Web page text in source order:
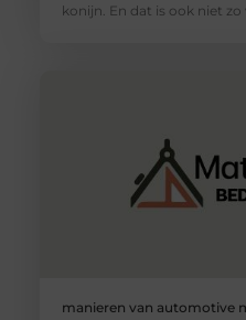
konijn. En dat is ook niet
manieren van automotive